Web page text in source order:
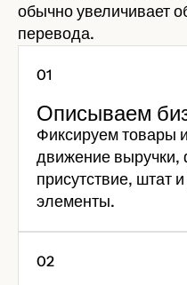
обычно увеличивает
перевода.
Описываем
Фиксируем товары
движение выручки,
присутствие, штат
элементы.